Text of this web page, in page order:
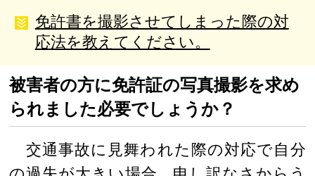
免許書を撮影させてしまった際の対
応法を教えてください。
被害者の方に免許証の写真撮影を求め
られました必要でしょうか？
交通事故に見舞われた際の対応で自分